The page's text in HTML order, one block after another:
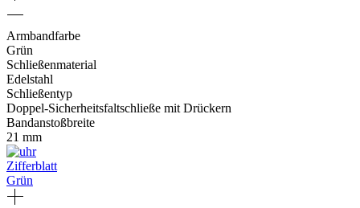
Armbandfarbe
Grün
Schließenmaterial
Edelstahl
Schließentyp
Doppel-Sicherheitsfaltschließe mit Drückern
Bandanstoßbreite
21 mm
Zifferblatt
Grün